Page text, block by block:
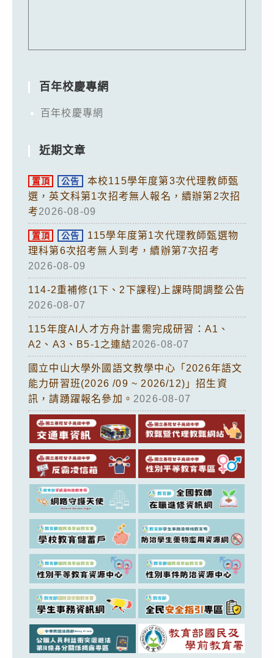
百年校慶專網
百年校慶專網
近期文章
置頂 公告
本校115學年度第3次代理教師甄
選，英文科第1次招考無人報名，續辦第2次招
考2026-08-09
置頂 公告
115學年度第1次代理教師甄選物
理科第6次招考無人到考，續辦第7次招考
2026-08-09
114-2重補修(1下、2下課程)上課時間調整公告
2026-08-07
115年度AI人才方舟計畫需完成研習：A1、
A2、A3、B5-1之連結2026-08-07
國立中山大學外國語文教學中心「2026年語文
能力研習班(2026 /09 ~ 2026/12)」招生資
訊，請踴躍報名參加。 2026-08-07